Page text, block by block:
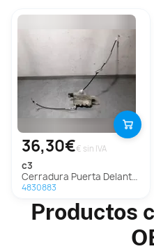
36,30€€ sin IVA
c3
Cerradura Puerta Delantera Izquierda Para Citroen C3
4830883
Productos